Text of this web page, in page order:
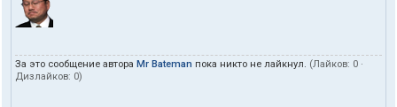
За это сообщение автора Mr Bateman пока никто не лайкнул. (Лайков: 0 ·
Дизлайков: 0)